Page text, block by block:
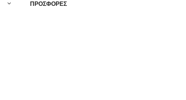
ΠΡΟΣΦΟΡΕΣ